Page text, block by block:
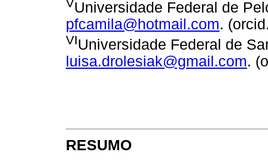
Universidade Federal de
pfcamila@hotmail.com.
VIUniversidade Federal de
luisa.drolesiak@gmail.com.
RESUMO